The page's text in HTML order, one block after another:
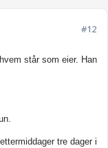
#12
står som eier. Han
tre dager i